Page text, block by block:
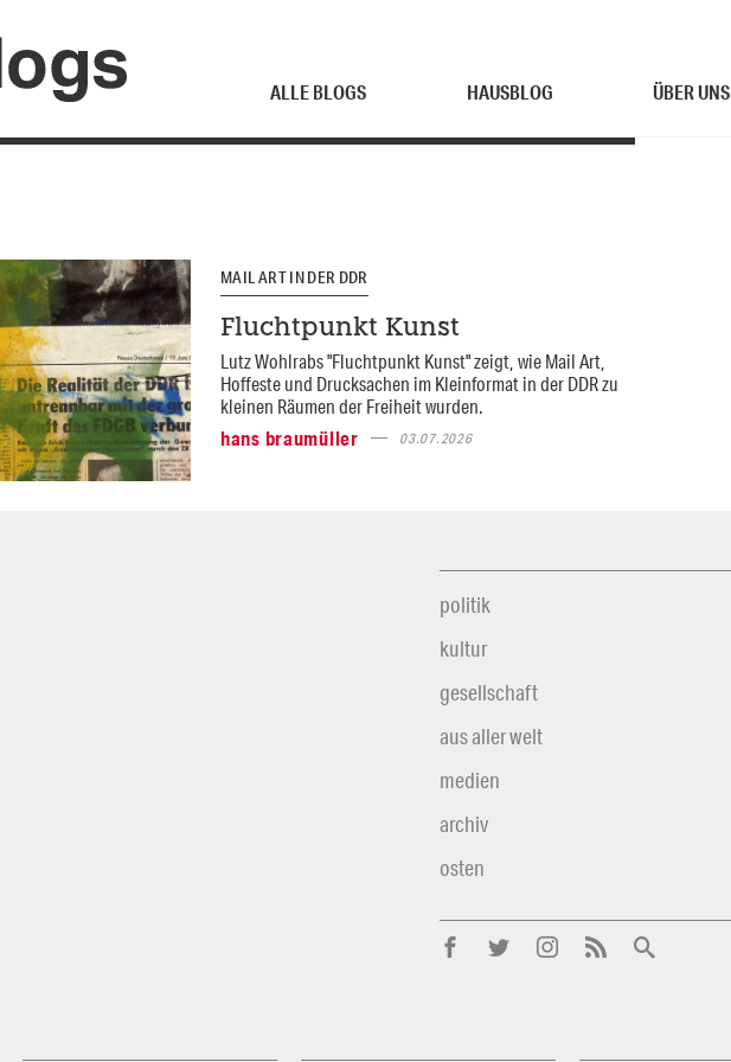
ALLE BLOGS HAUSBLOG ÜBER UNS
MAIL ART IN DER DDR
Fluchtpunkt Kunst
Lutz Wohlrabs "Fluchtpunkt Kunst" zeigt, wie Mail Art,
Hoffeste und Drucksachen im Kleinformat in der DDR zu
kleinen Räumen der Freiheit wurden.
hans braumüller
03.07.2026
politik
kultur
gesellschaft
aus aller welt
medien
archiv
osten